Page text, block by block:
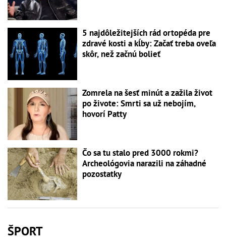
5 najdôležitejších rád ortopéda pre
zdravé kosti a kĺby: Začať treba oveľa
skôr, než začnú bolieť
Zomrela na šesť minút a zažila život
po živote: Smrti sa už nebojím,
hovorí Patty
Čo sa tu stalo pred 3000 rokmi?
Archeológovia narazili na záhadné
pozostatky
ŠPORT